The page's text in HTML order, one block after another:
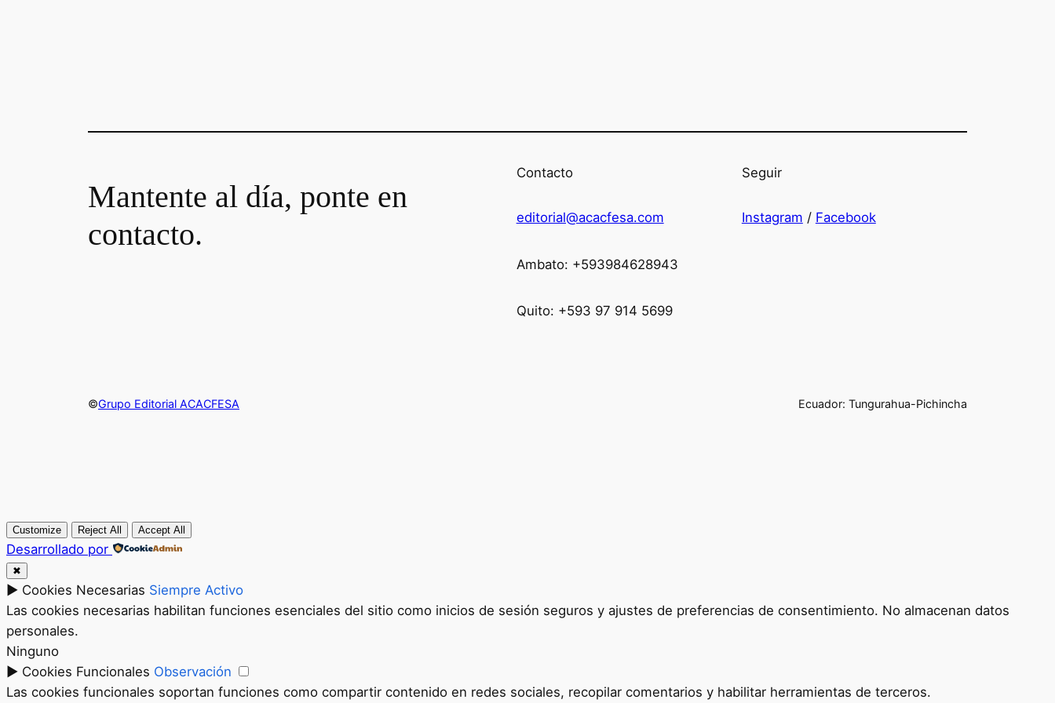
Mantente al día, ponte en
contacto.
Contacto
editorial@acacfesa.com
Ambato: +593984628943
Quito: +593 97 914 5699
Seguir
Instagram / Facebook
©Grupo Editorial ACACFESA Ecuador: Tungurahua-Pichincha
Customize Reject All Accept All
Desarrollado por
✖
► Cookies Necesarias Siempre Activo
Las cookies necesarias habilitan funciones esenciales del sitio como inicios de sesión seguros y ajustes de preferencias de consentimiento. No almacenan datos
personales.
Ninguno
► Cookies Funcionales Observación
Las cookies funcionales soportan funciones como compartir contenido en redes sociales, recopilar comentarios y habilitar herramientas de terceros.